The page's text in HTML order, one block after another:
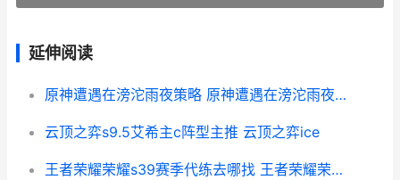
延伸阅读
原神遭遇在滂沱雨夜策略 原神遭遇在滂沱雨夜怎么打
云顶之弈s9.5艾希主c阵型主推 云顶之弈ice
王者荣耀荣耀s39赛季代练去哪找 王者荣耀荣耀s36赛季更新时间